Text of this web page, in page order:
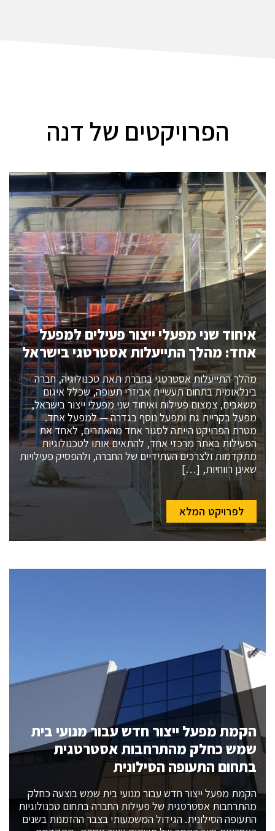
הפרויקטים של דנה
איחוד שני מפעלי ייצור פעילים למפעל
אחד: מהלך התייעלות אסטרטגי בישראל
מהלך התייעלות אסטרטגי בחברת תאת טכנולוגיה, חברה
בינלאומית בתחום תעשיית אביזרי תעופה, שכלל איגום
משאבים, צמצום פעילות ואיחוד שני מפעלי ייצור בישראל,
מפעל בקריית גת ומפעל נוסף בגדרה — למפעל אחד.
מטרת הפרויקט הייתה לסגור אחד מהאתרים, לאחד את
הפעילות באתר מרכזי אחד, להתאים אותו לטכנולוגיות
מתקדמות ולצרכים העתידיים של החברה, ולהפסיק פעילויות
שאינן רווחיות, […]
לפרויקט המלא
הקמת מפעל ייצור חדש עבור מנועי בית
שמש כחלק מהתרחבות אסטרטגית
בתחום התעופה הסילונית
הקמת מפעל ייצור חדש עבור מנועי בית שמש בוצעה כחלק
מהתרחבות אסטרטגית של פעילות החברה בתחום טכנולוגיות
התעופה הסילונית. הגידול המשמעותי בצבר ההזמנות בשנים